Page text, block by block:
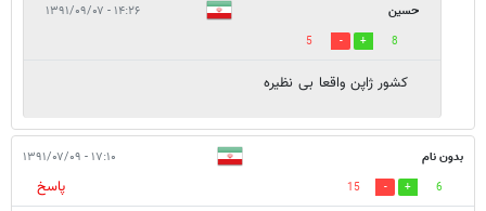
حسین ۱۴:۲۶ - ۱۳۹۱/۰۹/۰۷
8
5
کشور ژاپن واقعا بی نظیره
بدون نام ۱۷:۱۰ - ۱۳۹۱/۰۷/۰۹
6
15
پاسخ